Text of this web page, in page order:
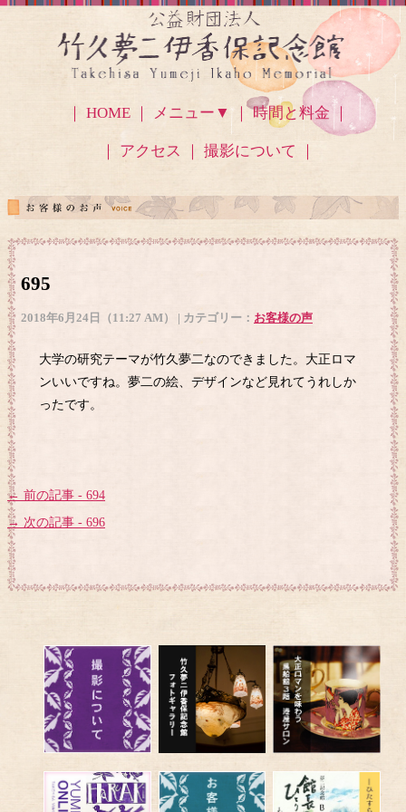
｜ HOME ｜ メニュー▼ ｜ 時間と料金 ｜
｜ アクセス ｜ 撮影について ｜
695
2018年6月24日（11:27 AM） | カテゴリー： お客様の声
大学の研究テーマが竹久夢二なのできました。大正ロマ
ンいいですね。夢二の絵、デザインなど見れてうれしか
ったです。
← 前の記事 - 694
→ 次の記事 - 696